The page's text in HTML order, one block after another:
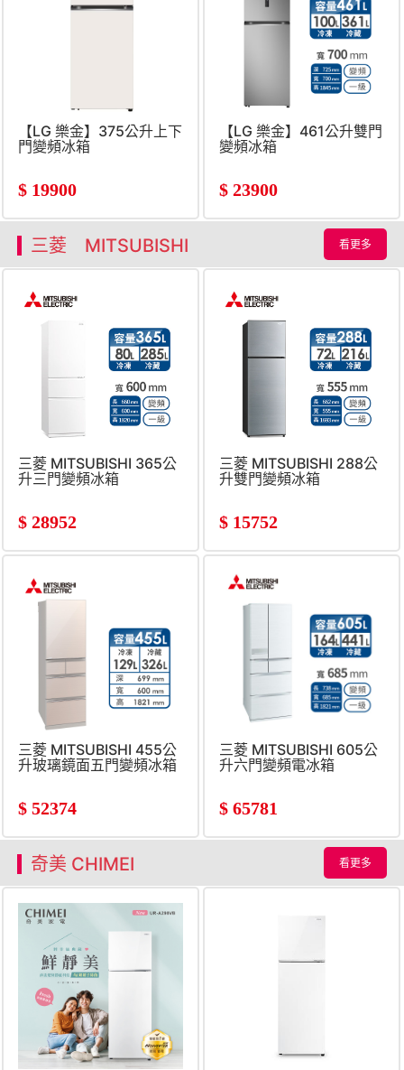
【LG 樂金】375公升上下
門變頻冰箱
$ 19900
【LG 樂金】461公升雙門
變頻冰箱
$ 23900
三菱 MITSUBISHI 看更多
三菱 MITSUBISHI 365公
升三門變頻冰箱
$ 28952
三菱 MITSUBISHI 288公
升雙門變頻冰箱
$ 15752
三菱 MITSUBISHI 455公
升玻璃鏡面五門變頻冰箱
$ 52374
三菱 MITSUBISHI 605公
升六門變頻電冰箱
$ 65781
奇美 CHIMEI 看更多